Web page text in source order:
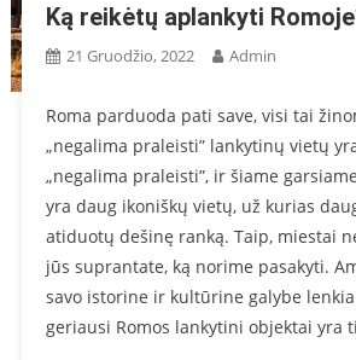
Ką reikėtų aplankyti
21 Gruodžio, 2022 Admin
Roma parduoda pati save, visi tai
„negalima praleisti” lankytinų vietų
„negalima praleisti”, ir šiame
yra daug ikoniškų vietų, už kurias
atiduotų dešinę ranką. Taip, miestai
jūs suprantate, ką norime pasakyti.
savo istorine ir kultūrine galybe
geriausi Romos lankytini objektai yra